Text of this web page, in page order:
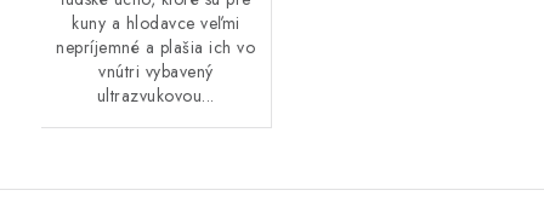
kuny a hlodavce veľmi
nepríjemné a plašia ich vo
vnútri vybavený
ultrazvukovou...